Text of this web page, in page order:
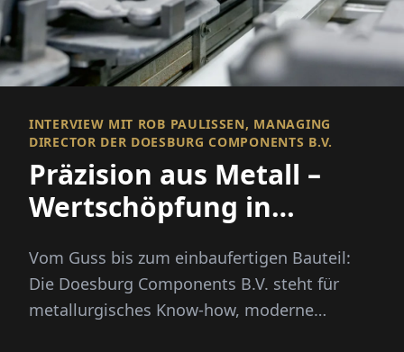
INTERVIEW MIT ROB PAULISSEN, MANAGING
DIRECTOR DER DOESBURG COMPONENTS B.V.
Präzision aus Metall –
Wertschöpfung in
Vom Guss bis zum einbaufertigen Bauteil:
Die Doesburg Components B.V. steht für
metallurgisches Know-how, moderne